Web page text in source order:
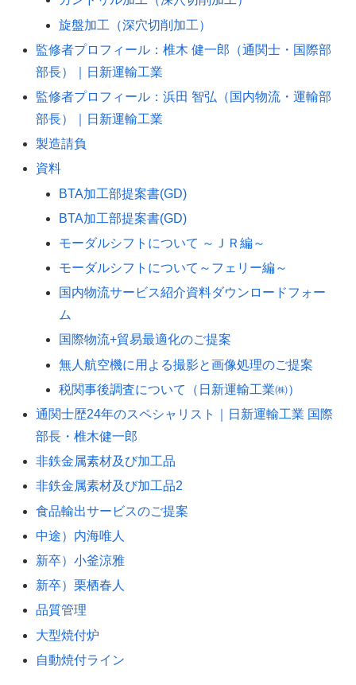
旋盤加工（深穴切削加工）
監修者プロフィール：椎木 健一郎（通関士・国際部
部長）｜日新運輸工業
監修者プロフィール：浜田 智弘（国内物流・運輸部
部長）｜日新運輸工業
製造請負
資料
BTA加工部提案書(GD)
BTA加工部提案書(GD)
モーダルシフトについて ～ＪＲ編～
モーダルシフトについて～フェリー編～
国内物流サービス紹介資料ダウンロードフォー
ム
国際物流+貿易最適化のご提案
無人航空機に用よる撮影と画像処理のご提案
税関事後調査について（日新運輸工業㈱）
通関士歴24年のスペシャリスト｜日新運輸工業 国際
部長・椎木健一郎
非鉄金属素材及び加工品
非鉄金属素材及び加工品2
食品輸出サービスのご提案
中途）内海唯人
新卒）小釜涼雅
新卒）栗栖春人
品質管理
大型焼付炉
自動焼付ライン